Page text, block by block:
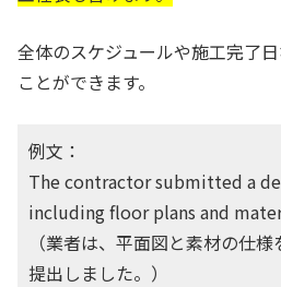
全体のスケジュールや施工完了
ことができます。
例文：
The contractor submitted a
including floor plans and
（業者は、平面図と素材の仕
提出しました。）